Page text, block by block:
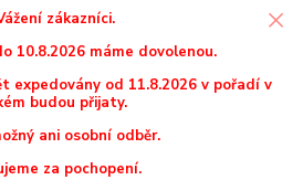
zákazníci.
10.8.2026 máme dovolenou.
expedovány od 11.8.2026 v pořadí v
budou přijaty.
ani osobní odběr.
za pochopení.